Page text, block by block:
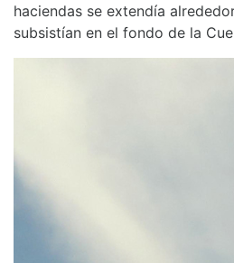
haciendas se extendía
subsistían en el fondo de la